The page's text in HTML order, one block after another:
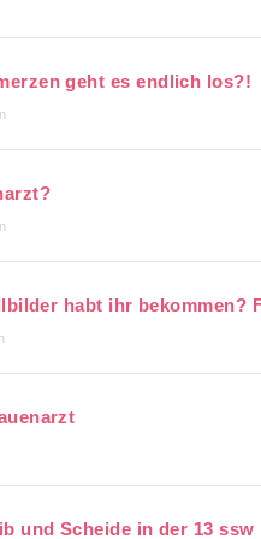
geht es endlich los?!
habt ihr bekommen?
und Scheide in der 13 ssw